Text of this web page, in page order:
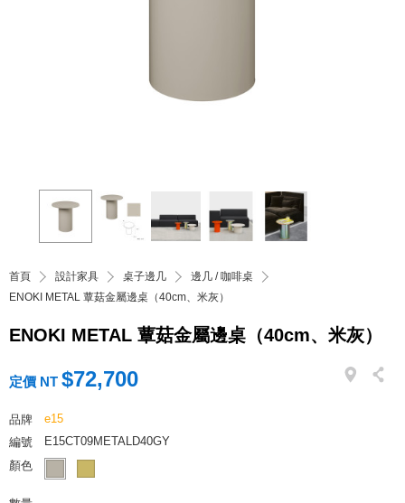
首頁 設計家具 桌子邊几
邊几 / 咖啡桌
ENOKI METAL 蕈菇金屬邊桌（40cm、米灰）
ENOKI METAL 蕈菇金屬邊桌（40cm、米灰）
定價 NT $72,700
品牌
e15
編號
E15CT09METALD40GY
顏色